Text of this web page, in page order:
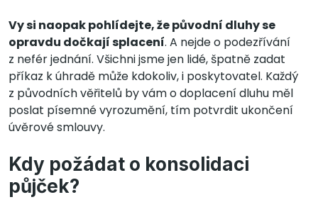
Vy si naopak pohlídejte, že původní dluhy se
opravdu dočkají splacení. A nejde o podezřívání
z nefér jednání. Všichni jsme jen lidé, špatně zadat
příkaz k úhradě může kdokoliv, i poskytovatel. Každý
z původních věřitelů by vám o doplacení dluhu měl
poslat písemné vyrozumění, tím potvrdit ukončení
úvěrové smlouvy.
Kdy požádat o konsolidaci
půjček?